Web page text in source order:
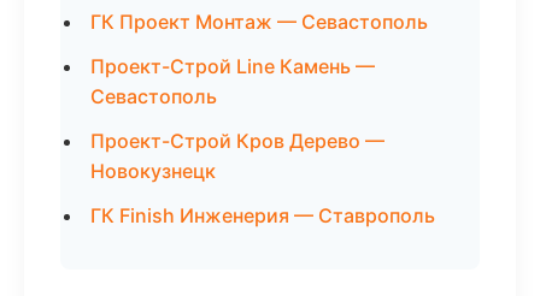
ГК Проект Монтаж — Севастополь
Проект-Строй Line Камень —
Севастополь
Проект-Строй Кров Дерево —
Новокузнецк
ГК Finish Инженерия — Ставрополь